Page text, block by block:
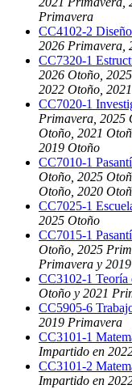
Primavera
CC4102-2
2026 Primavera,
CC7320-1
2026 Otoño,
2022 Otoño,
CC7020-1
Primavera, 2025
Otoño, 2021
2019 Otoño
CC7010-1
Otoño, 2025
Otoño, 2020
CC7025-1
2025 Otoño
CC7015-1
Otoño, 2025
Primavera y
CC3102-1 Teoría
Otoño y 2021
CC5905-6
2019 Primavera
CC3101-1
Impartido en
CC3101-2
Impartido en